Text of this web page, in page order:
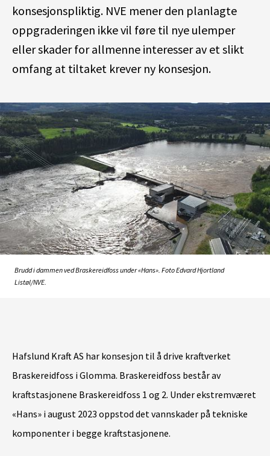
konsesjonspliktig. NVE mener den planlagte
oppgraderingen ikke vil føre til nye ulemper
eller skader for allmenne interesser av et slikt
omfang at tiltaket krever ny konsesjon.
Brudd i dammen ved Braskereidfoss under «Hans». Foto Edvard Hjortland
Listøl/NVE.
Hafslund Kraft AS har konsesjon til å drive kraftverket
Braskereidfoss i Glomma. Braskereidfoss består av
kraftstasjonene Braskereidfoss 1 og 2. Under ekstremværet
«Hans» i august 2023 oppstod det vannskader på tekniske
komponenter i begge kraftstasjonene.